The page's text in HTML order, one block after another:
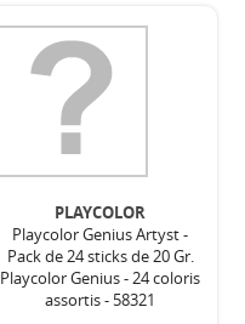
PLAYCOLOR
Playcolor Genius Artyst -
Pack de 24 sticks de 20 Gr.
Playcolor Genius - 24 coloris
assortis - 58321